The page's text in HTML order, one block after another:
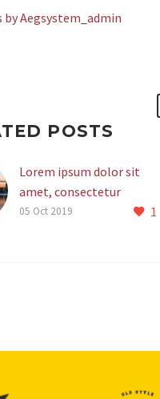
by Aegsystem_admin
POSTS
Lorem ipsum dolor sit
amet, consectetur
adipisicing elit (Demo)
Enim ad minim veniam,
commodo consequat.
1
05 Oct 2019